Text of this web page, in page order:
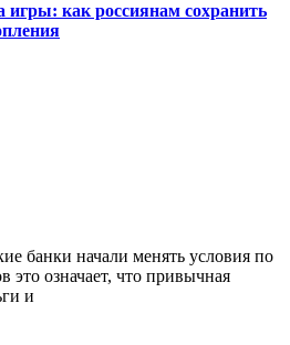
как россиянам сохранить
банки начали менять условия по
это означает, что привычная
и